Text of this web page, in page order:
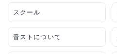
スクール
音ストについて